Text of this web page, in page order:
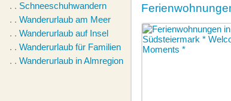
. . Schneeschuhwandern
. . Wanderurlaub am Meer
. . Wanderurlaub auf Insel
. . Wanderurlaub für Familien
. . Wanderurlaub in Almregion